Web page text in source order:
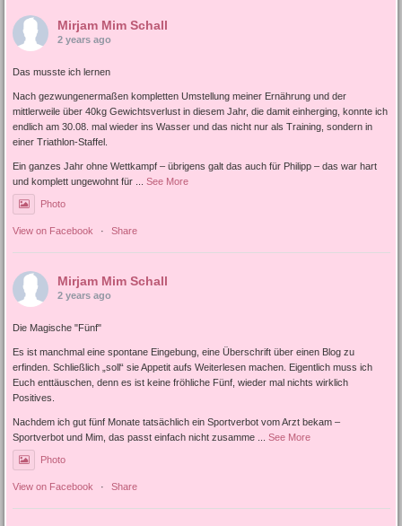
Mirjam Mim Schall
2 years ago
Das musste ich lernen
Nach gezwungenermaßen kompletten Umstellung meiner Ernährung und der
mittlerweile über 40kg Gewichtsverlust in diesem Jahr, die damit einherging, konnte ich
endlich am 30.08. mal wieder ins Wasser und das nicht nur als Training, sondern in
einer Triathlon-Staffel.
Ein ganzes Jahr ohne Wettkampf – übrigens galt das auch für Philipp – das war hart
und komplett ungewohnt für
See More
Photo
View on Facebook · Share
Mirjam Mim Schall
2 years ago
Die Magische "Fünf"
Es ist manchmal eine spontane Eingebung, eine Überschrift über einen Blog zu
erfinden. Schließlich „soll“ sie Appetit aufs Weiterlesen machen. Eigentlich muss ich
Euch enttäuschen, denn es ist keine fröhliche Fünf, wieder mal nichts wirklich
Positives.
Nachdem ich gut fünf Monate tatsächlich ein Sportverbot vom Arzt bekam –
Sportverbot und Mim, das passt einfach nicht zusamme
See More
Photo
View on Facebook · Share